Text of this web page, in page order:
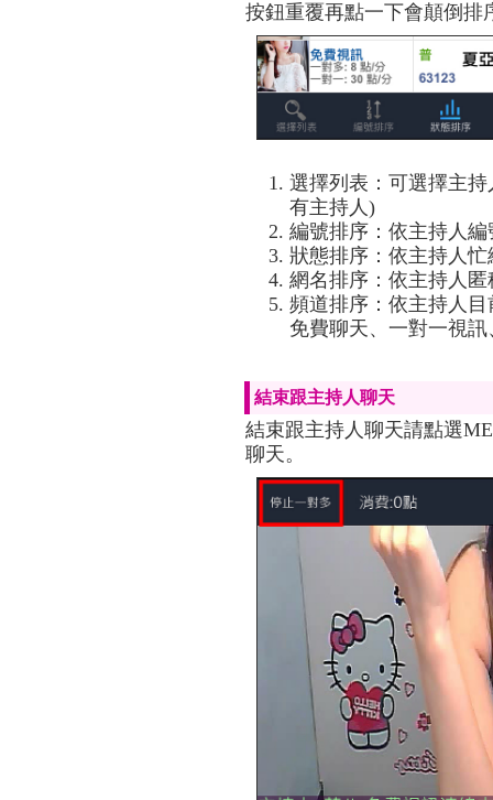
按鈕重覆再點一下會顛倒排
選擇列表：可選擇主
有主持人)
編號排序：依主持人編
狀態排序：依主持人
網名排序：依主持人匿
頻道排序：依主持人
免費聊天、一對一視
結束跟主持人聊天
結束跟主持人聊天請點選
聊天。